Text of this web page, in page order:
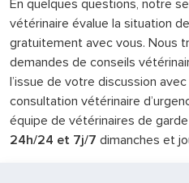
En quelques questions, notre
vétérinaire évalue la situation
gratuitement avec vous. Nous
demandes de conseils
l’issue de votre discussion
consultation vétérinaire
équipe de vétérinaires de
24h/24 et 7j/7 dimanches et